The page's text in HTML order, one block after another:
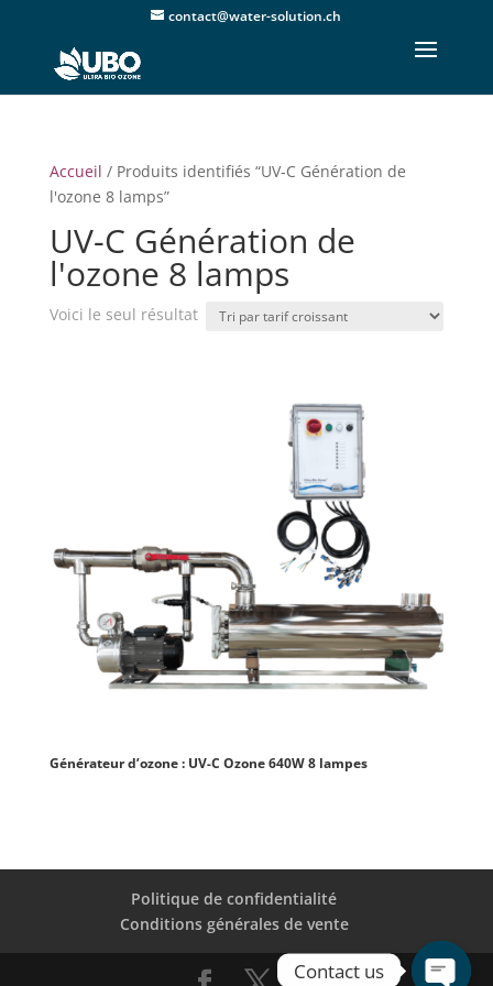
contact@water-solution.ch
Accueil / Produits identifiés “UV-C Génération de
l'ozone 8 lamps”
UV-C Génération de
l'ozone 8 lamps
Voici le seul résultat
Générateur d’ozone : UV-C Ozone 640W 8 lampes
Politique de confidentialité
Conditions générales de vente
Contact us